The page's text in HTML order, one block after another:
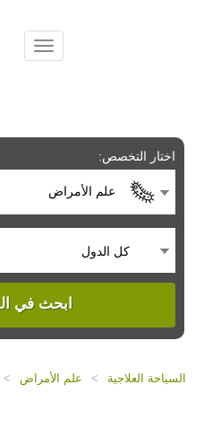
اختار التخصص:
علم الأمراض
كل الدول
ابحث في
السياحة العلاجية > علم الأمراض >